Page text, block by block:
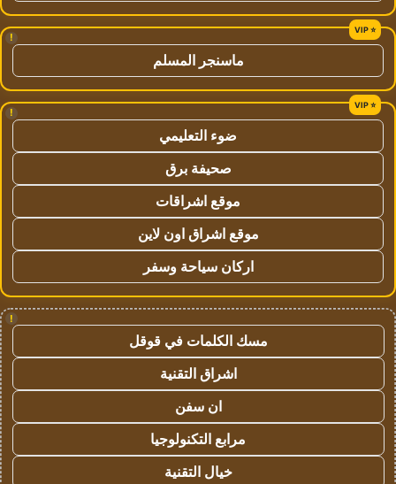
!
ماسنجر المسلم
!
ضوء التعليمي
صحيفة برق
موقع اشراقات
موقع اشراق اون لاين
اركان سياحة وسفر
!
مسك الكلمات في قوقل
اشراق التقنية
ان سفن
مرابع التكنولوجيا
خيال التقنية